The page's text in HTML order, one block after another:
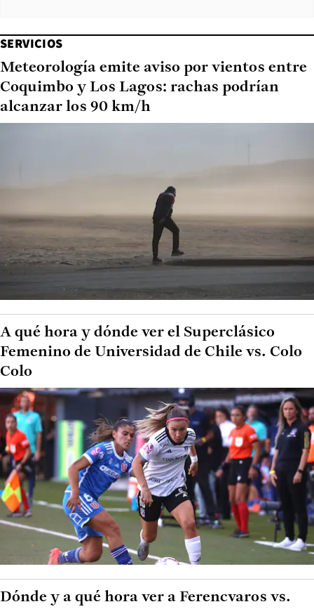
SERVICIOS
Meteorología emite aviso por vientos entre
Coquimbo y Los Lagos: rachas podrían
alcanzar los 90 km/h
A qué hora y dónde ver el Superclásico
Femenino de Universidad de Chile vs. Colo
Colo
Dónde y a qué hora ver a Ferencvaros vs.